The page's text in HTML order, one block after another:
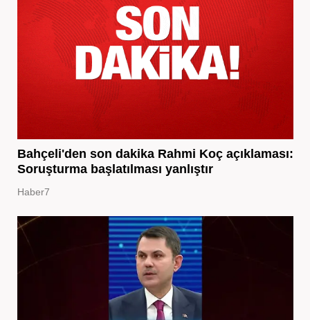
Bahçeli'den son dakika Rahmi Koç açıklaması:
Soruşturma başlatılması yanlıştır
Haber7